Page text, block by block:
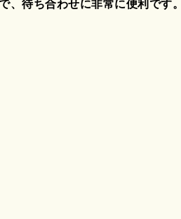
、待ち合わせに非常に便利です。